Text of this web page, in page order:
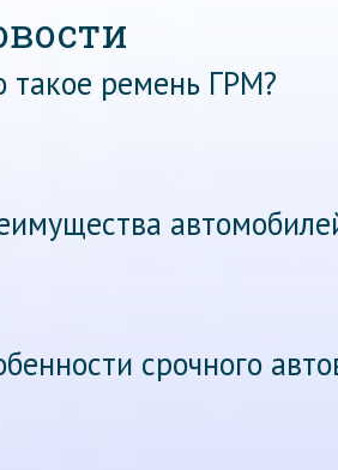
такое ремень ГРМ?
срочного